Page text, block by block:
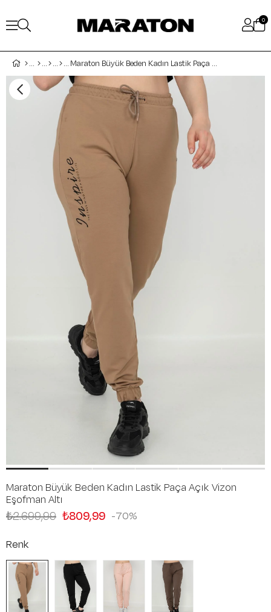
0
Maraton Büyük Beden Kadın Lastik Paça Açık Vizon Eşofman Altı
Maraton Büyük Beden Kadın Lastik Paça Açık Vizon
Eşofman Altı
70
₺2.699,99 ₺809,99
Renk